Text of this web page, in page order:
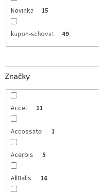
Novinka 15
kupon-schovat 49
Značky
Accel 11
Accossato 1
Acerbis 5
AllBalls 16